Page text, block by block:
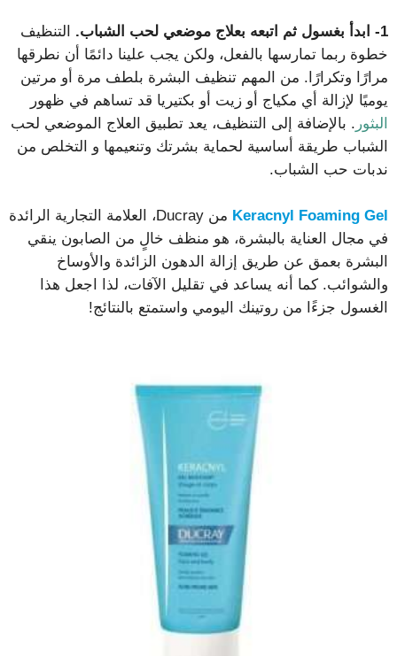
1- ابدأ بغسول ثم اتبعه بعلاج موضعي لحب الشباب.
التنظيف
خطوة ربما تمارسها بالفعل، ولكن يجب علينا دائمًا أن نطرقها
مرارًا وتكرارًا. من المهم تنظيف البشرة بلطف مرة أو مرتين
يوميًا لإزالة أي مكياج أو زيت أو بكتيريا قد تساهم في ظهور
البثور . بالإضافة إلى التنظيف، يعد تطبيق العلاج الموضعي لحب
الشباب طريقة أساسية لحماية بشرتك وتنعيمها و التخلص من
ندبات حب الشباب.
Keracnyl Foaming Gel
من Ducray، العلامة التجارية الرائدة
في مجال العناية بالبشرة، هو منظف خالٍ من الصابون ينقي
البشرة بعمق عن طريق إزالة الدهون الزائدة والأوساخ
والشوائب. كما أنه يساعد في تقليل الآفات، لذا اجعل هذا
الغسول جزءًا من روتينك اليومي واستمتع بالنتائج!